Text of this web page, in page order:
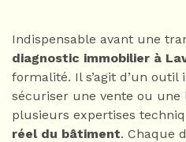
Indispensable avant une
diagnostic immobilier à
formalité. Il s’agit d’un
sécuriser une vente ou une
plusieurs expertises
réel du bâtiment. Chaque